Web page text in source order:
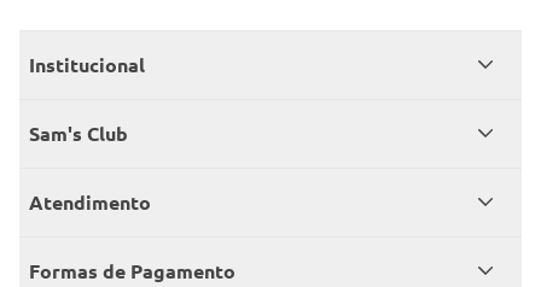
Institucional
Quem somos
Encontre um Clube
Sam's Club
Seja sócio
Atendimento
Fale conosco
Formas de Pagamento